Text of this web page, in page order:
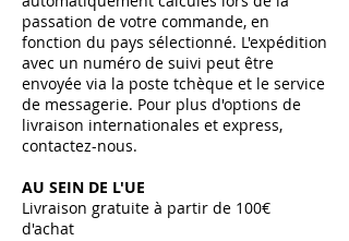
passation de votre commande, en
fonction du pays sélectionné. L'expédition
avec un numéro de suivi peut être
envoyée via la poste tchèque et le service
de messagerie. Pour plus d'options de
livraison internationales et express,
contactez-nous.
AU SEIN DE L'UE
Livraison gratuite à partir de 100€
d'achat